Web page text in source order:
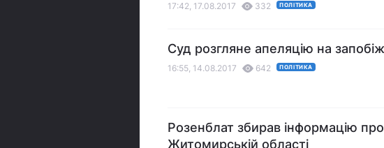
17:42, 17.08.2017 332 ПОЛІТИКА
Суд розгляне апеляцію на
16:55, 14.08.2017 642 ПОЛІТИКА
Розенблат збирав інформацію
Житомирській області